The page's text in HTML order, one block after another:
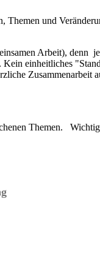
Themen und
Arbeit), denn
Kein einheitliches
Zusammenarbeit
Themen.